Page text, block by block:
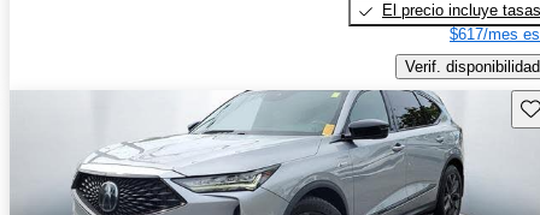
El precio incluye tasas
$617/mes
Verif. disponibilidad